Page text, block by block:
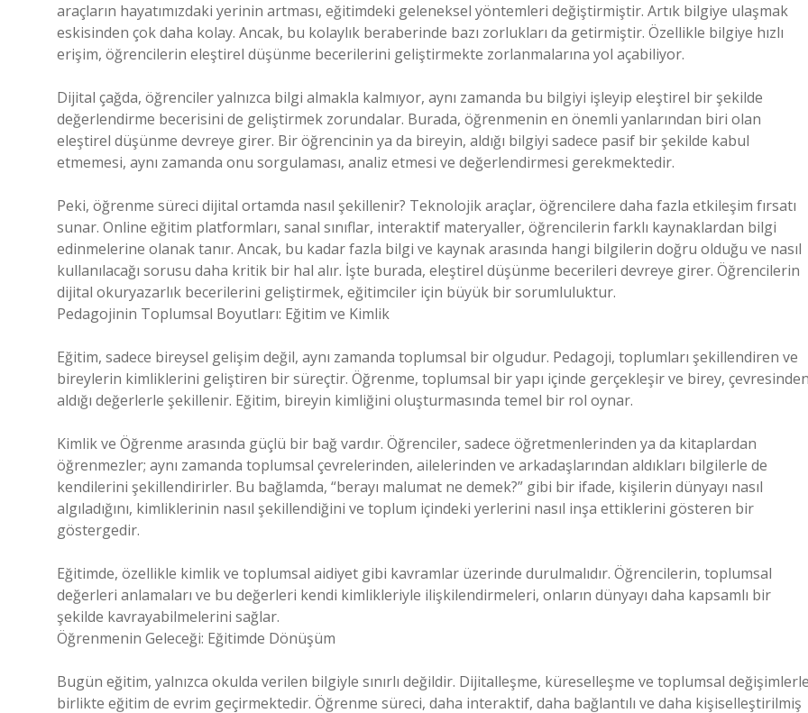
araçların hayatımızdaki yerinin artması, eğitimdeki geleneksel yöntemleri değiştirmiştir. Artık bilgiye ulaşmak
eskisinden çok daha kolay. Ancak, bu kolaylık beraberinde bazı zorlukları da getirmiştir. Özellikle bilgiye hızlı
erişim, öğrencilerin eleştirel düşünme becerilerini geliştirmekte zorlanmalarına yol açabiliyor.
Dijital çağda, öğrenciler yalnızca bilgi almakla kalmıyor, aynı zamanda bu bilgiyi işleyip eleştirel bir şekilde
değerlendirme becerisini de geliştirmek zorundalar. Burada, öğrenmenin en önemli yanlarından biri olan
eleştirel düşünme devreye girer. Bir öğrencinin ya da bireyin, aldığı bilgiyi sadece pasif bir şekilde kabul
etmemesi, aynı zamanda onu sorgulaması, analiz etmesi ve değerlendirmesi gerekmektedir.
Peki, öğrenme süreci dijital ortamda nasıl şekillenir? Teknolojik araçlar, öğrencilere daha fazla etkileşim fırsatı
sunar. Online eğitim platformları, sanal sınıflar, interaktif materyaller, öğrencilerin farklı kaynaklardan bilgi
edinmelerine olanak tanır. Ancak, bu kadar fazla bilgi ve kaynak arasında hangi bilgilerin doğru olduğu ve nasıl
kullanılacağı sorusu daha kritik bir hal alır. İşte burada, eleştirel düşünme becerileri devreye girer. Öğrencilerin
dijital okuryazarlık becerilerini geliştirmek, eğitimciler için büyük bir sorumluluktur.
Pedagojinin Toplumsal Boyutları: Eğitim ve Kimlik
Eğitim, sadece bireysel gelişim değil, aynı zamanda toplumsal bir olgudur. Pedagoji, toplumları şekillendiren ve
bireylerin kimliklerini geliştiren bir süreçtir. Öğrenme, toplumsal bir yapı içinde gerçekleşir ve birey,
aldığı değerlerle şekillenir. Eğitim, bireyin kimliğini oluşturmasında temel bir rol oynar.
Kimlik ve Öğrenme arasında güçlü bir bağ vardır. Öğrenciler, sadece öğretmenlerinden ya da kitaplardan
öğrenmezler; aynı zamanda toplumsal çevrelerinden, ailelerinden ve arkadaşlarından aldıkları bilgilerle de
kendilerini şekillendirirler. Bu bağlamda, “berayı malumat ne demek?” gibi bir ifade, kişilerin dünyayı nasıl
algıladığını, kimliklerinin nasıl şekillendiğini ve toplum içindeki yerlerini nasıl inşa ettiklerini gösteren bir
göstergedir.
Eğitimde, özellikle kimlik ve toplumsal aidiyet gibi kavramlar üzerinde durulmalıdır. Öğrencilerin, toplumsal
değerleri anlamaları ve bu değerleri kendi kimlikleriyle ilişkilendirmeleri, onların dünyayı daha kapsamlı bir
şekilde kavrayabilmelerini sağlar.
Öğrenmenin Geleceği: Eğitimde Dönüşüm
Bugün eğitim, yalnızca okulda verilen bilgiyle sınırlı değildir. Dijitalleşme, küreselleşme ve toplumsal
birlikte eğitim de evrim geçirmektedir. Öğrenme süreci, daha interaktif, daha bağlantılı ve daha kişiselleştirilmiş